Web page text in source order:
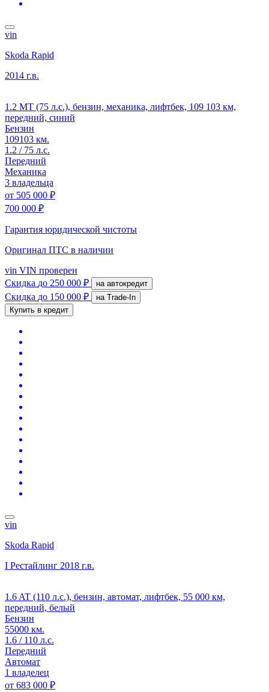
vin
Skoda Rapid
2014 г.в.
1.2 MT (75 л.с.), бензин, механика, лифтбек, 109 103 км,
передний, синий
Бензин
109103 км.
1.2 / 75 л.с.
Передний
Механика
3 владельца
от 505 000 ₽
700 000 ₽
Гарантия юридической чистоты
Оригинал ПТС в наличии
vin VIN проверен
Скидка до 250 000 ₽ на автокредит
Скидка до 150 000 ₽
на Trade-In
Купить в кредит
vin
Skoda Rapid
I Рестайлинг 2018 г.в.
1.6 AT (110 л.с.), бензин, автомат, лифтбек, 55 000 км,
передний, белый
Бензин
55000 км.
1.6 / 110 л.с.
Передний
Автомат
1 владелец
от 683 000 ₽